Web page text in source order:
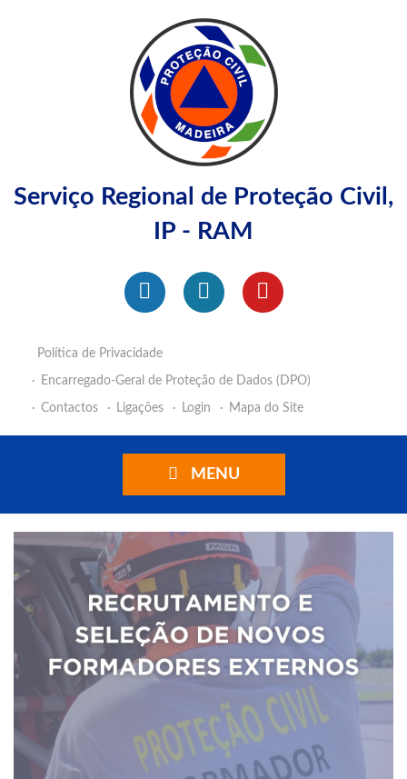
Serviço Regional de Proteção Civil,
IP - RAM
Política de Privacidade
Encarregado-Geral de Proteção de Dados (DPO)
Contactos
Ligações Login Mapa do Site
MENU